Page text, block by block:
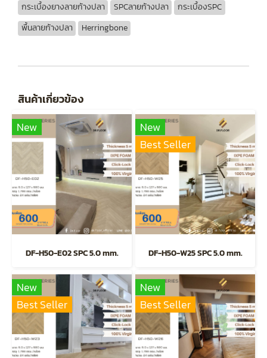
กระเบื้องยางลายก้างปลา SPCลายก้างปลา
กระเบื้องSPC
พื้นลายก้างปลา
Herringbone
สินค้าเกี่ยวข้อง
New
DF-H50-E02 SPC 5.0 mm.
New
Best Seller
DF-H50-W25 SPC 5.0 mm.
New
Best Seller
New
Best Seller